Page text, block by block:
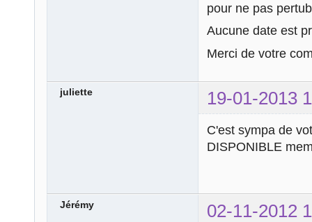
pour ne pas
Aucune date est
Merci de votre
juliette 19-01-2013
C'est sympa de
DISPONIBLE
Jérémy 02-11-2012